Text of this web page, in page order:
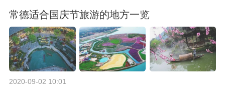
常德适合国庆节旅游的地方一览
2020-09-02 10:01